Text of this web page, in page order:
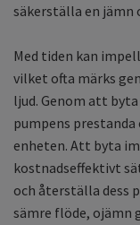
säkerställa en jämn
Med tiden kan
vilket ofta märks
ljud. Genom att
pumpens
enheten. Att byta
kostnadseffektivt
och återställa dess
sämre flöde, ojämn